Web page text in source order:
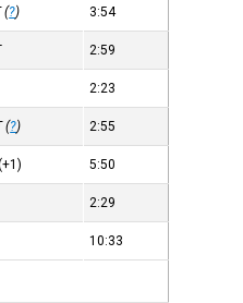
(?) 3:54
2:59
2:23
(?) 2:55
5:50
2:29
10:33